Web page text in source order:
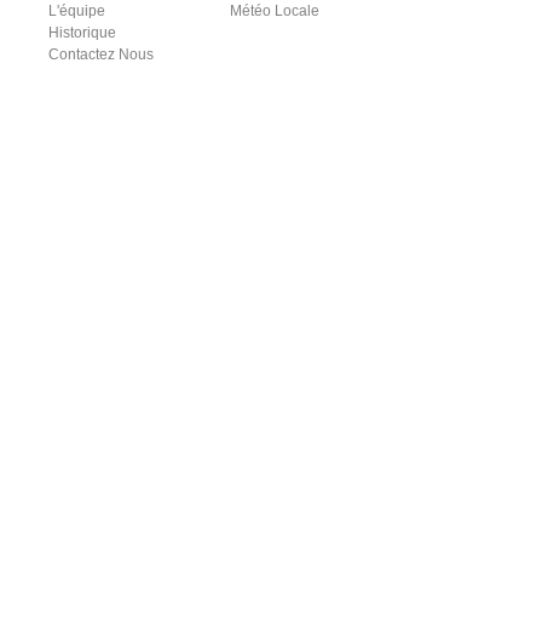
L'équipe
Historique
Contactez Nous
Météo Locale